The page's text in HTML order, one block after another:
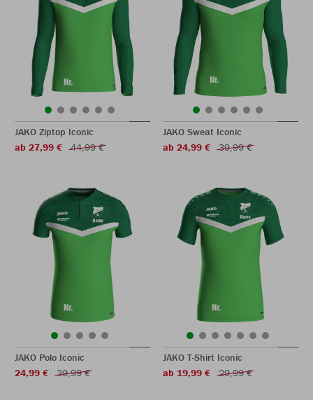
JAKO Ziptop Iconic
ab 27,99 €
44,99 €
JAKO Sweat Iconic
ab 24,99 €
39,99 €
JAKO Polo Iconic
24,99 €
39,99 €
JAKO T-Shirt Iconic
ab 19,99 €
29,99 €